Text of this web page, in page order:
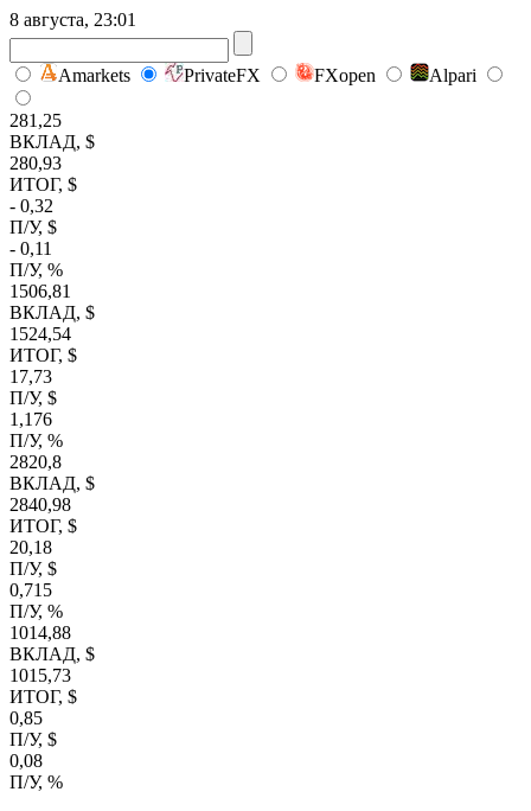
8 августа, 23:01
Amarkets PrivateFX FXopen Alpari
281,25
ВКЛАД, $
280,93
ИТОГ, $
- 0,32
П/У, $
- 0,11
П/У, %
1506,81
ВКЛАД, $
1524,54
ИТОГ, $
17,73
П/У, $
1,176
П/У, %
2820,8
ВКЛАД, $
2840,98
ИТОГ, $
20,18
П/У, $
0,715
П/У, %
1014,88
ВКЛАД, $
1015,73
ИТОГ, $
0,85
П/У, $
0,08
П/У, %